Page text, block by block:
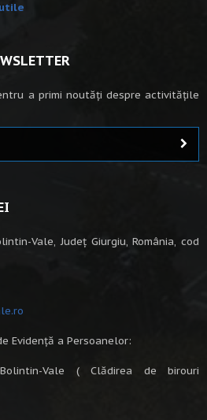
a primi noutăți despre activitățile
Vale, Județ Giurgiu, România, cod
Evidență a Persoanelor:
Vale ( Clădirea de birouri